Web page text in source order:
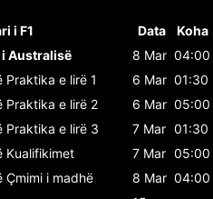
i F1 Data
Koha
Australisë
8 Mar 04:00
Praktika e lirë 1 6 Mar 01:30
Praktika e lirë 2 6 Mar 05:00
Praktika e lirë 3 7 Mar 01:30
Kualifikimet 7 Mar 05:00
Çmimi i madhë 8 Mar 04:00